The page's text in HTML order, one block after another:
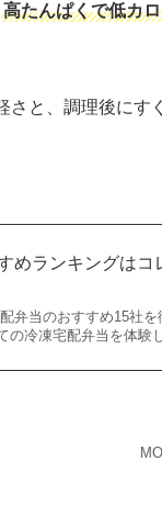
高たんぱくで低カ
と、調理後にす
めランキングは
弁当のおすすめ15社
の冷凍宅配弁当を体験